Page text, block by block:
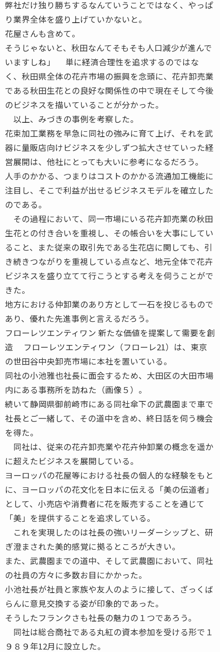
弊社だけ独り勝ちするなんていうことではなく、やっぱ
り業界全体を盛り上げていかないと。
花屋さんも含めて。
そうじゃないと、秋田なんてそもそも人口減少が進んで
いますしね」 単に経済合理性を追求するのではな
く、秋田県全体の花卉市場の振興を念頭に、花卉卸売業
である秋田生花との良好な関係性の中で現在そして今後
のビジネスを描いていることが分かった。
以上、みづきの事例を考察した。
花束加工業務を早急に同社の強みに育て上げ、それを武
器に量販店向けビジネスを少しずつ拡大させていった経
営展開は、他社にとっても大いに参考になるだろう。
人手のかかる、つまりはコストのかかる流通加工機能に
注目し、そこで利益が出せるビジネスモデルを確立した
のである。
その過程において、同一市場にいる花卉卸売業の秋田
生花との付き合いを重視し、その帳合いを大事にしてい
ること、また従来の取引先である生花店に関しても、引
き続きつながりを重視している点など、地元全体で花卉
ビジネスを盛り立てて行こうとする考えを伺うことがで
きた。
地方における仲卸業のあり方として一石を投じるもので
あり、優れた先進事例と言えるだろう。
フローレツエンティワン 新たな価値を提案して需要を創
造 フローレツエンティワン（フローレ21）は、東京
の世田谷中央卸売市場に本社を置いている。
同社の小池雅也社長に面会するため、大田区の大田市場
内にある事務所を訪ねた（画像５）。
続いて静岡県御前崎市にある同社傘下の武農園まで車で
社長とご一緒して、その道中を含め、終日話を伺う機会
を得た。
同社は、従来の花卉卸売業や花卉仲卸業の概念を遥か
に超えたビジネスを展開している。
ヨーロッパの花屋等における社長の個人的な経験をもと
に、ヨーロッパの花文化を日本に伝える「美の伝道者」
として、小売店や消費者に花を販売することを通じて
「美」を提供することを追求している。
これを実現したのは社長の強いリーダーシップと、研
ぎ澄まされた美的感覚に拠るところが大きい。
また、武農園までの道中、そして武農園において、同社
の社員の方々に多数お目にかかった。
小池社長が社員と家族や友人のように接して、ざっくば
らんに意見交換する姿が印象的であった。
そうしたフランクさも社長の魅力の１つであろう。
同社は総合商社である丸紅の資本参加を受ける形で１
９８９年12月に設立した。